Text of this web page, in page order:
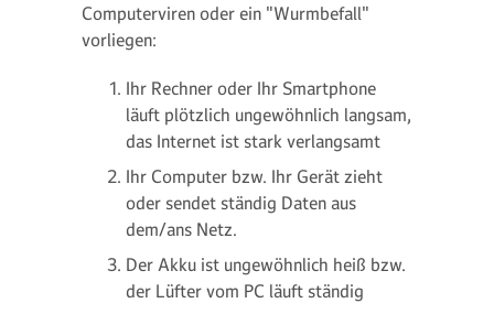
Computerviren oder ein "Wurmbefall"
vorliegen:
Ihr Rechner oder Ihr Smartphone
läuft plötzlich ungewöhnlich langsam,
das Internet ist stark verlangsamt
Ihr Computer bzw. Ihr Gerät zieht
oder sendet ständig Daten aus
dem/ans Netz.
Der Akku ist ungewöhnlich heiß bzw.
der Lüfter vom PC läuft ständig